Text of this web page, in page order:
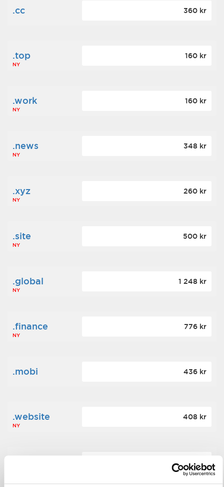
.cc 360 kr
.top
NY
160 kr
.work
NY
160 kr
.news
NY
348 kr
.xyz
NY
260 kr
.site
NY
500 kr
.global
NY
1 248 kr
.finance
NY
776 kr
.mobi 436 kr
.website
NY
408 kr
472 kr